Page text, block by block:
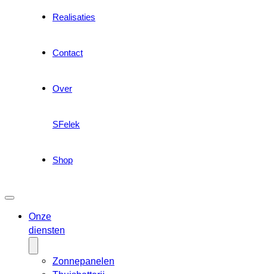
Realisaties
Contact
Over
SFelek
Shop
Onze
diensten
Zonnepanelen